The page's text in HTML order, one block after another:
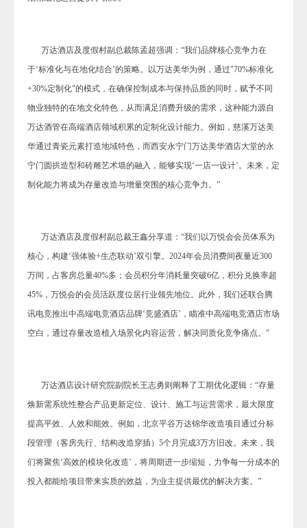
万达酒店及度假村副总裁陈孟超强调：“我们品牌核心竞争力在
于‘标准化与在地化结合’的策略。以万达美华为例，通过"70%标准化
+30%定制化"的模式，在确保控制成本与保持品质的同时，赋予不同
物业独特的在地文化特色，从而满足消费升级的需求 ， 这种能力源自
万达酒管在高端酒店领域积累的定制化设计能力。例如，慈溪万达美
华通过青瓷元素打造地域特色， 而西安永宁门万达美华酒店大堂的永
宁门圆拱造型和砖雕艺术墙的融入 ， 能够实现‘一店一设计’。未来，定
制化能力将成为存量改造与增量突围的核心竞争力。”
万达酒店及度假村副总裁王鑫分享道：“我们以万悦会会员体系为
核心，构建‘强体验+生态联动’双引擎。2024年会员消费间夜量近300
万间，占客房总量40%多；会员积分年消耗量突破6亿，积分兑换率超
45%，万悦会的会员活跃度位居行业领先地位。此外，我们还联合腾
讯电竞推出中高端电竞酒店品牌‘竞盛酒店’，瞄准中高端电竞酒店市场
空白，通过存量改造植入场景化内容运营，解决同质化竞争痛点。”
万达酒店设计研究院副院长王志勇则阐释了工期优化逻辑：“存量
焕新需系统性整合产品更新定位、设计、施工与运营需求，最大限度
提高平效、人效和能效。例如，北京平谷万达锦华改造项目通过分标
段管理（客房先行、结构改造穿插）5个月完成3万方旧改。未来，我
们将聚焦‘高效的模块化改造’，将周期进一步缩短，力争每一分成本的
投入都能给项目带来实质的效益，为业主提供最优的解决方案。”